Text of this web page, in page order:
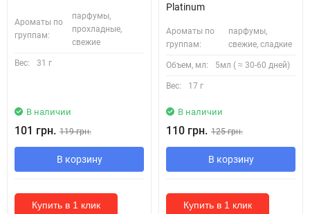
Ароматы по
группам:
парфумы,
прохладные,
свежие
Вес: 31 г
В наличии
101 грн. 119 грн.
В корзину
Купить в 1 клик
Platinum
Ароматы по
группам:
парфумы,
свежие, сладкие
Объем, мл: 5мл ( ≈ 30-60 дней)
Вес: 17 г
В наличии
110 грн. 125 грн.
В корзину
Купить в 1 клик